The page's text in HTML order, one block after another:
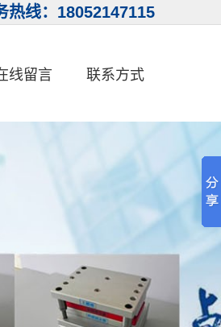
热线：18052147115
线留言 联系方式